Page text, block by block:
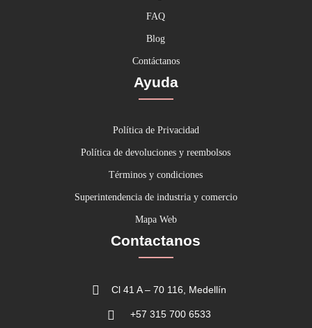
FAQ
Blog
Contáctanos
Ayuda
Política de Privacidad
Política de devoluciones y reembolsos
Términos y condiciones
Superintendencia de industria y comercio
Mapa Web
Contactanos
Cl 41 A – 70 116, Medellín
+57 315 700 6533